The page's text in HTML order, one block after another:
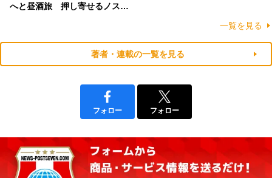
へと昼酒旅 押し寄せるノス…
一覧を見る
著者・連載の一覧を見る
フォロー フォロー